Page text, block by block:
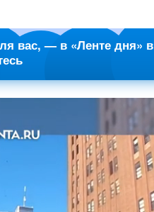
вас, — в «Ленте дня» в